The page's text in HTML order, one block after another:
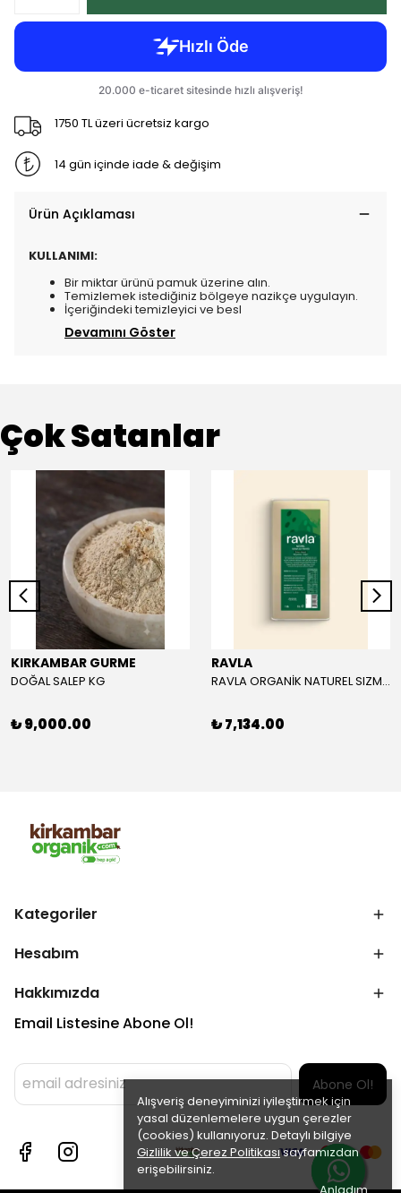
Alışveriş deneyiminizi iyileştirmek için
yasal düzenlemelere uygun çerezler
(cookies) kullanıyoruz. Detaylı bilgiye
Gizlilik ve Çerez Politikasısayfamızdan
erişebilirsiniz.
1750 TL üzeri ücretsiz kargo
14 gün içinde iade & değişim
Ürün Açıklaması
KULLANIMI:
Bir miktar ürünü pamuk üzerine alın.
Temizlemek istediğiniz bölgeye nazikçe uygulayın.
İçeriğindeki temizleyici ve besl
Devamını Göster
Çok Satanlar
KIRKAMBAR GURME
DOĞAL SALEP KG
₺ 9,000.00
RAVLA
RAVLA ORGANİK NATUREL SIZMA ZEYTİNYAĞI 5L
₺ 7,134.00
Kategoriler
Hesabım
Hakkımızda
Email Listesine Abone Ol!
Abone Ol!